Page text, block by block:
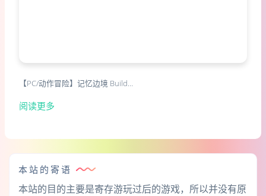
【PC/动作冒险】记忆边境 Build…
阅读更多
本站的寄语
本站的目的主要是寄存游玩过后的游戏，所以并没有原